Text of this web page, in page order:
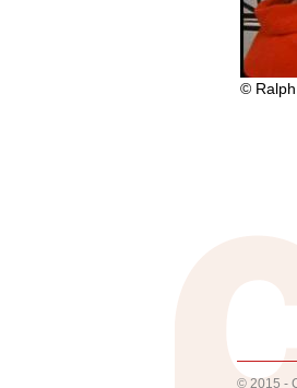
©
© 2015 -